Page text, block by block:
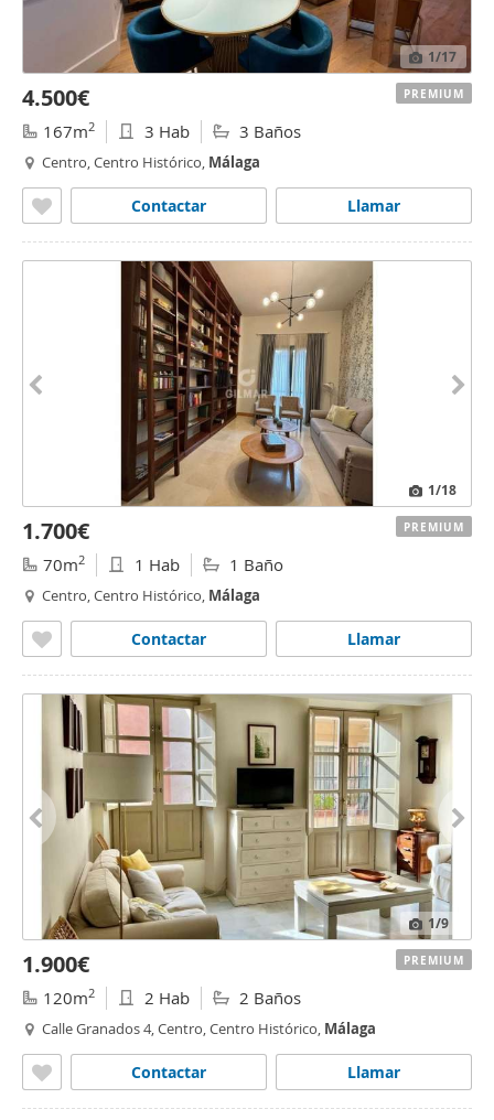
1/17
4.500€
167m2 3 Hab 3 Baños
Centro, Centro Histórico, Málaga
Llamar
Contactar
PREMIUM
1/18
1.700€
70m2 1 Hab 1 Baño
Centro, Centro Histórico, Málaga
Llamar
Contactar
PREMIUM
1/9
1.900€
120m2 2 Hab 2 Baños
Calle Granados 4, Centro, Centro Histórico, Málaga
Llamar
Contactar
PREMIUM